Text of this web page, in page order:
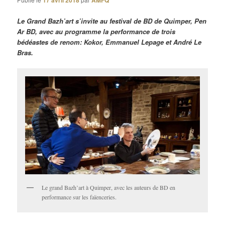
Le Grand Bazh’art s’invite au festival de BD de Quimper, Pen
Ar BD, avec au programme la performance de trois
bédéastes de renom: Kokor, Emmanuel Lepage et André Le
Bras.
Le grand Bazh’art à Quimper, avec les auteurs de BD en
performance sur les faïenceries.